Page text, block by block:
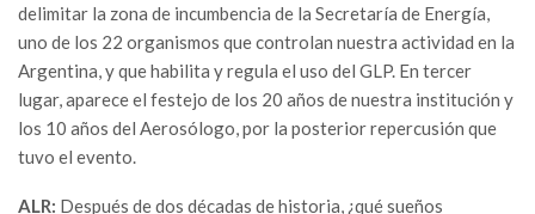
delimitar la zona de incumbencia de la Secretaría de Energía,
uno de los 22 organismos que controlan nuestra actividad en la
Argentina, y que habilita y regula el uso del GLP. En tercer
lugar, aparece el festejo de los 20 años de nuestra institución y
los 10 años del Aerosólogo, por la posterior repercusión que
tuvo el evento.
ALR: Después de dos décadas de historia, ¿qué sueños